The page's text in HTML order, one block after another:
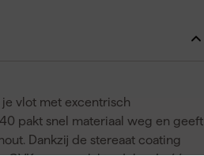
vlot met excentrisch
pakt snel materiaal weg en geeft
Dankzij de stereaat coating